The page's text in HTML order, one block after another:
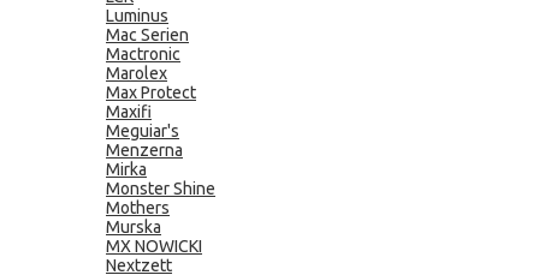
Luminus
Mac Serien
Mactronic
Marolex
Max Protect
Maxifi
Meguiar's
Menzerna
Mirka
Monster Shine
Mothers
Murska
MX NOWICKI
Nextzett